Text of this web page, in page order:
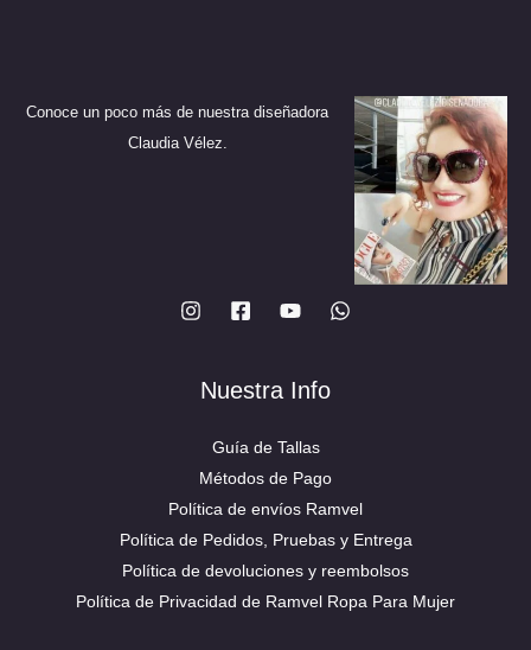
Conoce un poco más de nuestra diseñadora
Claudia Vélez.
Nuestra Info
Guía de Tallas
Métodos de Pago
Política de envíos Ramvel
Política de Pedidos, Pruebas y Entrega
Política de devoluciones y reembolsos
Política de Privacidad de Ramvel Ropa Para Mujer